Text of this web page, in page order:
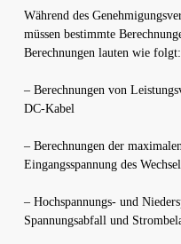
Während des
müssen bestimmte
Berechnungen lauten wie folgt:
– Berechnungen von
DC-Kabel
– Berechnungen der
Eingangsspannung des
– Hochspannungs- und
Spannungsabfall und